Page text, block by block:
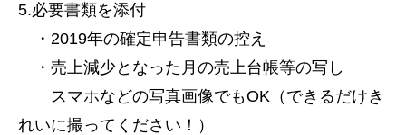
5.必要書類を添付
・2019年の確定申告書類の控え
・売上減少となった月の売上台帳等の写し
スマホなどの写真画像でもOK（できるだけき
れいに撮ってください！）